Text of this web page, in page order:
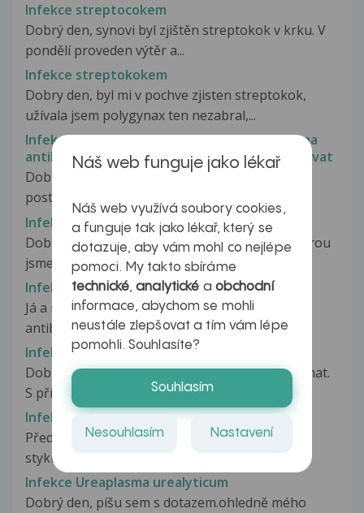
Infekce streptocokem
Dobrý den, synovi byl zjištěn streptokok v krku. V
pondělí proveden výtěr a...
Infekce streptokokem
Dobry den, byl mi v pochve zjisten streptokok,
užívala jsem polygynax ten nezabral,...
Infekce streptokokem, rezistence bakterie na
antibiotika a alergie na PNC, jak dále postupovat
Dobrý den, prosím o posouzení stavu a zvolení
postupu léčby. Jsem pacient,...
Infekce u dítěte
Dobrý den, obracím se na Vás s prosbou. S dcerou
jsme si udělali výlet na Václavské...
Infekce ureaplasma
Já a můj přítel máme ureolazma, beru na to
antibiotika ale on zatím ne. Kdyby...
Infekce ureaplasma
Dobrý den, měla bych dotaz ohledně ureaplazmat.
S přítelem jsme spolu skoro...
Infekce Ureaplasma Urealyticum
Před dvěma lety jsem po jediném nechráněném
styku prodělala infekci Ureaplasma...
Infekce Ureaplasma urealyticum
Dobrý den, píšu sem s dotazem.ohledně mého
Náš web funguje jako lékař
Náš web využívá soubory cookies,
a funguje tak jako lékař, který se
dotazuje, aby vám mohl co nejlépe
pomoci. My takto sbíráme
technické,analytické a obchodní
informace, abychom se mohli
neustále zlepšovat a tím vám lépe
pomohli. Souhlasíte?
Souhlasím
Nesouhlasím Nastavení